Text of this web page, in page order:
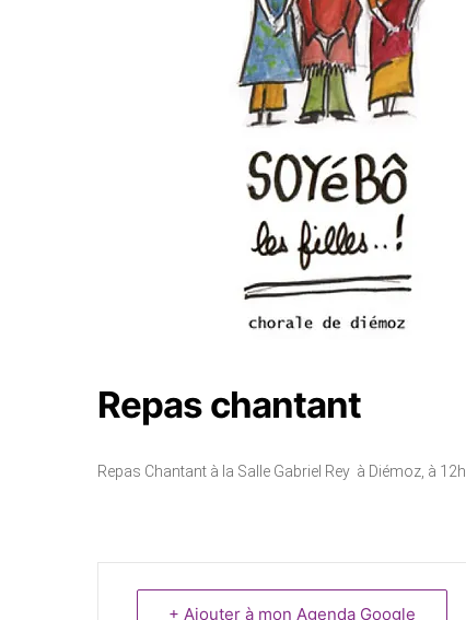
Repas chantant
Repas Chantant à la Salle Gabriel Rey à Diémoz, à 12h
+ Ajouter à mon Agenda Google